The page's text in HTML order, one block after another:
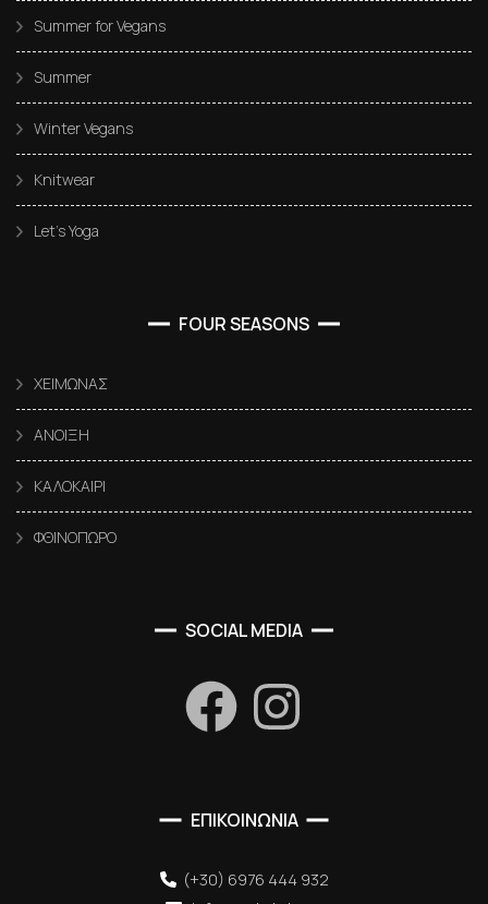
Summer for Vegans
Summer
Winter Vegans
Knitwear
Let’s Yoga
FOUR SEASONS
ΧΕΙΜΩΝΑΣ
ΑΝΟΙΞΗ
ΚΑΛΟΚΑΙΡΙ
ΦΘΙΝΟΠΩΡΟ
SOCIAL MEDIA
ΕΠΙΚΟΙΝΩΝΙΑ
(+30) 6976 444 932